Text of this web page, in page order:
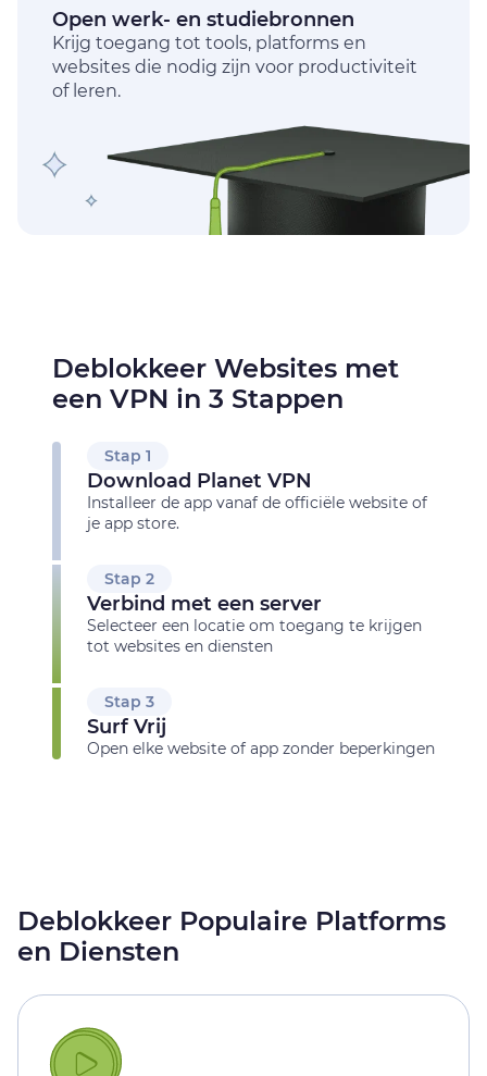
Open werk- en studiebronnen
Krijg toegang tot tools, platforms en
websites die nodig zijn voor productiviteit
of leren.
Deblokkeer Websites met
een VPN in 3 Stappen
Stap 1
Download Planet VPN
Installeer de app vanaf de officiële website of
je app store.
Stap 2
Verbind met een server
Selecteer een locatie om toegang te krijgen
tot websites en diensten
Stap 3
Surf Vrij
Open elke website of app zonder beperkingen
Deblokkeer Populaire Platforms
en Diensten